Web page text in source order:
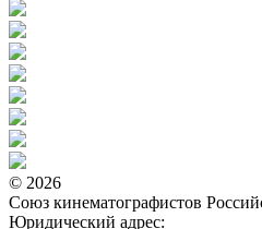
© 2026
Союз кинематографистов
Юридический адрес: